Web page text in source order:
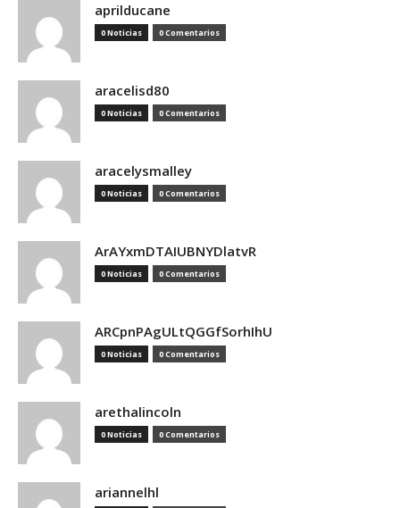
aprilducane
0 Noticias 0 Comentarios
aracelisd80
0 Noticias 0 Comentarios
aracelysmalley
0 Noticias 0 Comentarios
ArAYxmDTAIUBNYDlatvR
0 Noticias 0 Comentarios
ARCpnPAgULtQGGfSorhIhU
0 Noticias 0 Comentarios
arethalincoln
0 Noticias 0 Comentarios
ariannelhl